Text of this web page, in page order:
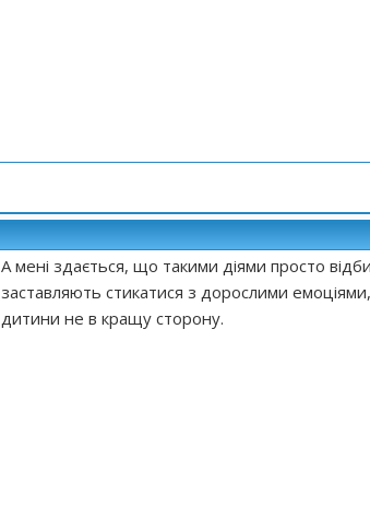
А мені здається, що такими діями просто
заставляють стикатися з дорослими
дитини не в кращу сторону.